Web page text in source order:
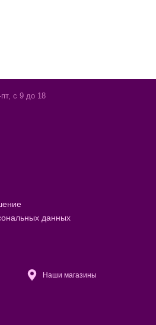
с 9 до 18
данных
Наши магазины